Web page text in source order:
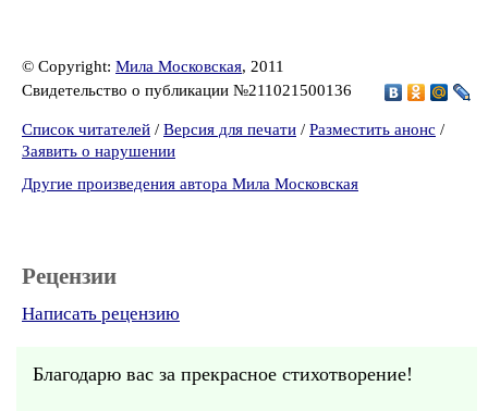
© Copyright: Мила Московская, 2011
Свидетельство о публикации №211021500136
Список читателей / Версия для печати / Разместить анонс /
Заявить о нарушении
Другие произведения автора Мила Московская
Рецензии
Написать рецензию
Благодарю вас за прекрасное стихотворение!